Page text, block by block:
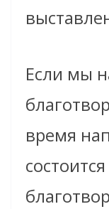
Если мы
время